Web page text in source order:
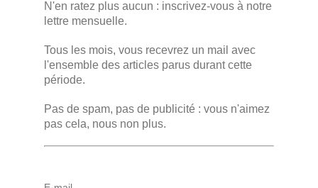
N'en ratez plus aucun : inscrivez-vous à notre
lettre mensuelle.
Tous les mois, vous recevrez un mail avec
l'ensemble des articles parus durant cette
période.
Pas de spam, pas de publicité : vous n'aimez
pas cela, nous non plus.